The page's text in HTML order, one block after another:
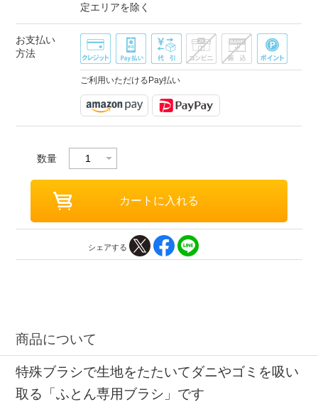
定エリアを除く
お支払い
方法
ご利用いただけるPay払い
数量
シェアする
商品について
特殊ブラシで生地をたたいてダニやゴミを吸い
取る「ふとん専用ブラシ」です